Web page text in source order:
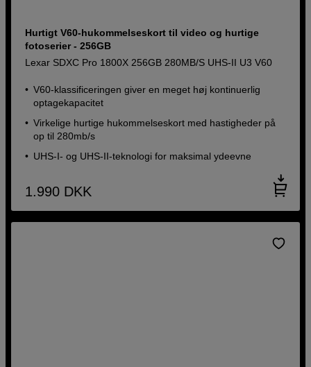
Hurtigt V60-hukommelseskort til video og hurtige
fotoserier - 256GB
Lexar SDXC Pro 1800X 256GB 280MB/S UHS-II U3 V60
V60-klassificeringen giver en meget høj kontinuerlig
optagekapacitet
Virkelige hurtige hukommelseskort med hastigheder på
op til 280mb/s
UHS-I- og UHS-II-teknologi for maksimal ydeevne
1.990 DKK